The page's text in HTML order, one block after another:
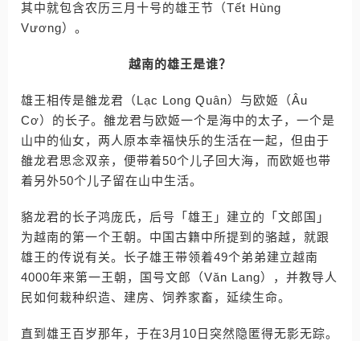
其中就包含农历三月十号的雄王节（Tết Hùng
Vương）。
越南的雄王是谁？
雄王相传是雒龙君（Lạc Long Quân）与欧姬（Âu
Cơ）的长子。雒龙君与欧姬一个是海中的太子，一个是
山中的仙女，两人原本幸福快乐的生活在一起，但由于
雒龙君思念双亲，便带着50个儿子回大海，而欧姬也带
着另外50个儿子留在山中生活。
貉龙君的长子鸿庞氏，后号「雄王」建立的「文郎国」
为越南的第一个王朝。中国古籍中所提到的骆越，就跟
雄王的传说有关。长子雄王带领着49个弟弟建立越南
4000年来第一王朝，国号文郎（Văn Lang），并教导人
民如何栽种织造、建房、饲养家畜，延续生命。
直到雄王百岁那年，于在3月10日突然隐匿得无影无踪。